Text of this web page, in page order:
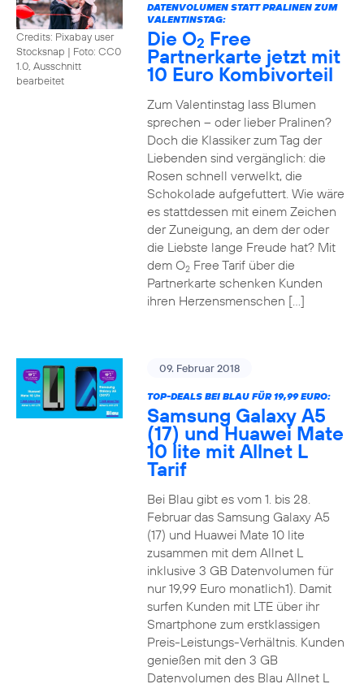
Credits: Pixabay user
Stocksnap | Foto: CC0
1.0, Ausschnitt
bearbeitet
DATENVOLUMEN STATT PRALINEN ZUM
VALENTINSTAG:
Die O2 Free
Partnerkarte jetzt mit
10 Euro Kombivorteil
Zum Valentinstag lass Blumen
sprechen – oder lieber Pralinen?
Doch die Klassiker zum Tag der
Liebenden sind vergänglich: die
Rosen schnell verwelkt, die
Schokolade aufgefuttert. Wie wäre
es stattdessen mit einem Zeichen
der Zuneigung, an dem der oder
die Liebste lange Freude hat? Mit
dem O2Free Tarif über die
Partnerkarte schenken Kunden
ihren Herzensmenschen […]
09. Februar 2018
TOP-DEALS BEI BLAU FÜR 19,99 EURO:
Samsung Galaxy A5
(17) und Huawei Mate
10 lite mit Allnet L
Tarif
Bei Blau gibt es vom 1. bis 28.
Februar das Samsung Galaxy A5
(17) und Huawei Mate 10 lite
zusammen mit dem Allnet L
inklusive 3 GB Datenvolumen für
nur 19,99 Euro monatlich1). Damit
surfen Kunden mit LTE über ihr
Smartphone zum erstklassigen
Preis-Leistungs-Verhältnis. Kunden
genießen mit den 3 GB
Datenvolumen des Blau Allnet L